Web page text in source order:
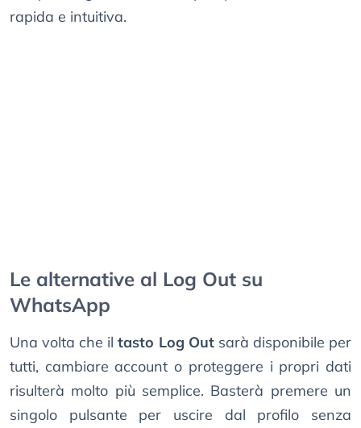
rapida e intuitiva.
Le alternative al Log Out su
WhatsApp
Una volta che iltasto Log Outsarà disponibile per
tutti, cambiare account o proteggere i propri dati
risulterà molto più semplice. Basterà premere un
singolo pulsante per uscire dal profilo senza